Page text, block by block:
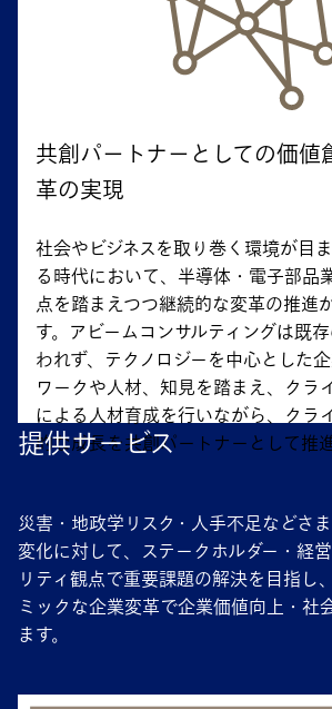
共創パートナーとしての価値
革の実現
社会やビジネスを取り巻く環境が目
る時代において、半導体・電子部品
点を踏まえつつ継続的な変革の推進
す。アビームコンサルティングは既
われず、テクノロジーを中心とした
ワークや人材、知見を踏まえ、クラ
による人材育成を行いながら、クラ
的な成長を共創パートナーとして推
提供サービス
災害・地政学リスク・人手不足などさ
変化に対して、ステークホルダー・経
リティ観点で重要課題の解決を目指し
ミックな企業変革で企業価値向上・社
ます。